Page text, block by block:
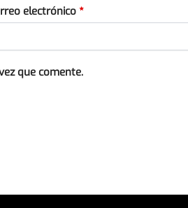
electrónico *
que comente.